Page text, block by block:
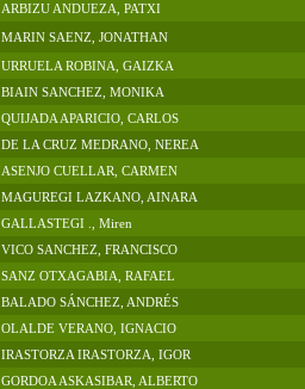
ARBIZU ANDUEZA, PATXI
MARIN SAENZ, JONATHAN
URRUELA ROBINA, GAIZKA
BIAIN SANCHEZ, MONIKA
QUIJADA APARICIO, CARLOS
DE LA CRUZ MEDRANO, NEREA
ASENJO CUELLAR, CARMEN
MAGUREGI LAZKANO, AINARA
GALLASTEGI ., Miren
VICO SANCHEZ, FRANCISCO
SANZ OTXAGABIA, RAFAEL
BALADO SÁNCHEZ, ANDRÉS
OLALDE VERANO, IGNACIO
IRASTORZA IRASTORZA, IGOR
GORDOA ASKASIBAR, ALBERTO